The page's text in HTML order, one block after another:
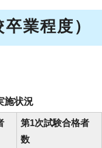
業程度）
施状況
第1次試験合格者
数